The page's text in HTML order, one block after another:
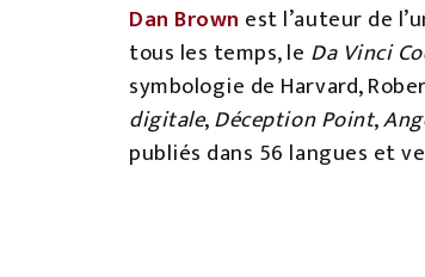
Dan Brown est l’auteur de
tous les temps, le Da Vinci
symbologie de Harvard,
digitale,Déception Point,
publiés dans 56 langues et